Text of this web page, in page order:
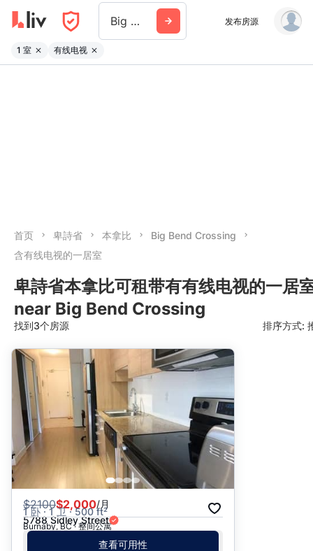
Big Bend Crossing 发布房源
1 室 有线电视
首页 卑詩省 本拿比
Big Bend Crossing
含有线电视的一居室
卑詩省本拿比可租带有有线电视的一居
near Big Bend Crossing
找到3个房源 排序方式:
推荐
日期: 最新日期在前
日期: 过往日期在前
价格 - $$$ 到 $
价格 - $ 到 $$$
$2100$2,000/月
1 卧 · 1 卫 · 500 ft²
5788 Sidley Street
Burnaby, BC · 整间公寓
查看可用性